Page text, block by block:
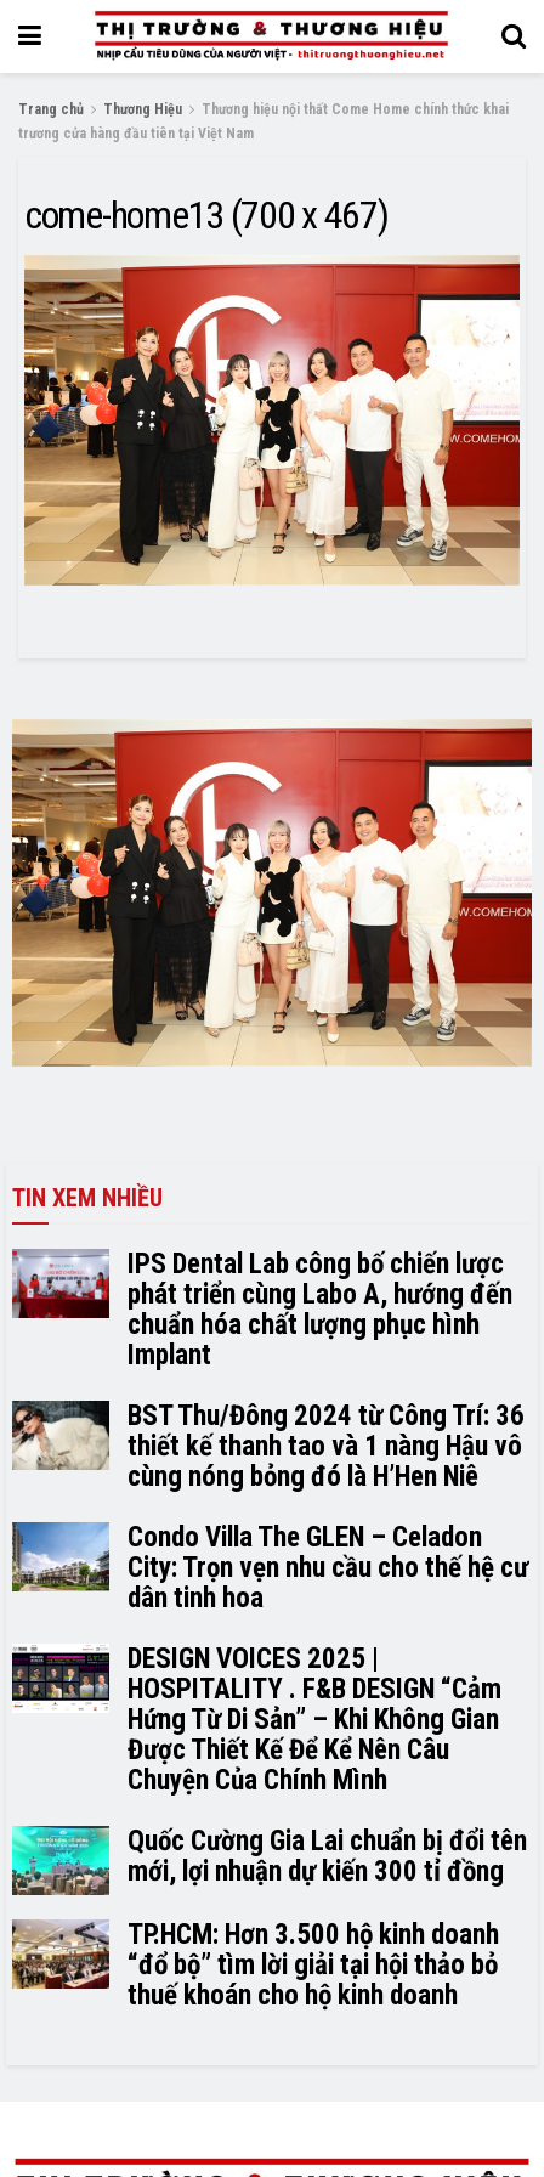
Trang chủ Thương Hiệu
Thương hiệu nội thất Come Home chính thức khai
trương cửa hàng đầu tiên tại Việt Nam
come-home13 (700 x 467)
TIN XEM NHIỀU
IPS Dental Lab công bố chiến lược
phát triển cùng Labo A, hướng đến
chuẩn hóa chất lượng phục hình
Implant
BST Thu/Đông 2024 từ Công Trí: 36
thiết kế thanh tao và 1 nàng Hậu vô
cùng nóng bỏng đó là H’H­­­­en Niê
Condo Villa The GLEN – Celadon
City: Trọn vẹn nhu cầu cho thế hệ cư
dân tinh hoa
DESIGN VOICES 2025 |
HOSPITALITY . F&B DESIGN “Cảm
Hứng Từ Di Sản” – Khi Không Gian
Được Thiết Kế Để Kể Nên Câu
Chuyện Của Chính Mình
Quốc Cường Gia Lai chuẩn bị đổi tên
mới, lợi nhuận dự kiến 300 tỉ đồng
TP.HCM: Hơn 3.500 hộ kinh doanh
“đổ bộ” tìm lời giải tại hội thảo bỏ
thuế khoán cho hộ kinh doanh